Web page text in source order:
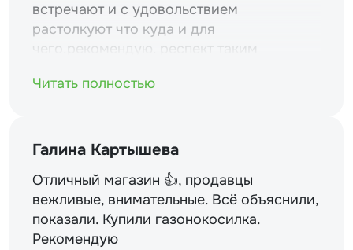
встречают и с удовольствием
растолкуют что куда и для
чего.рекомендую. респект таким
Читать полностью
Галина Картышева
Отличный магазин 👍, продавцы
вежливые, внимательные. Всё объяснили,
показали. Купили газонокосилка.
Рекомендую